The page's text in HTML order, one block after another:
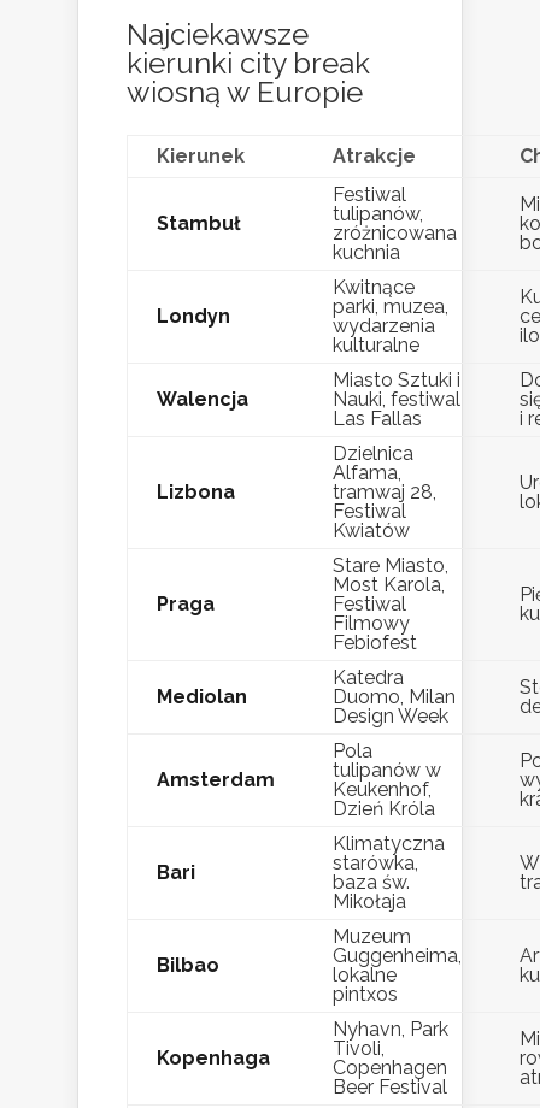
Najciekawsze
kierunki city break
wiosną w Europie
Kierunek Atrakcje
Stambuł
Festiwal
tulipanów,
zróżnicowana
kuchnia
Londyn
Kwitnące
parki, muzea,
wydarzenia
kulturalne
Walencja
Miasto Sztuki i
Nauki, festiwal
Las Fallas
i
Lizbona
Dzielnica
Alfama,
tramwaj 28,
Festiwal
Kwiatów
Praga
Stare Miasto,
Most Karola,
Festiwal
Filmowy
Febiofest
Mediolan
Katedra
Duomo, Milan
Design Week
Amsterdam
Pola
tulipanów w
Keukenhof,
Dzień Króla
Bari
Klimatyczna
starówka,
baza św.
Mikołaja
Bilbao
Muzeum
Guggenheima,
lokalne
pintxos
Kopenhaga
Nyhavn, Park
Tivoli,
Copenhagen
Beer Festival